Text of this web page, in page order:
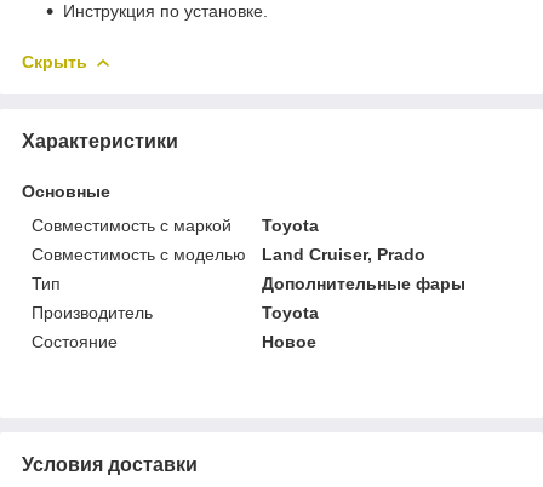
Инструкция по установке.
Скрыть
Характеристики
Основные
Совместимость с маркой
Toyota
Совместимость с моделью
Land Cruiser, Prado
Тип
Дополнительные фары
Производитель
Toyota
Состояние
Новое
Условия доставки